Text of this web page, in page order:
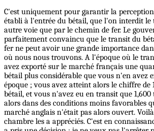
C'est uniquement pour garantir la
établi à l'entrée du bétail, que l'on interdit
autre voie que par le chemin de fer. Le
parfaitement convaincu que le transit du
fer ne peut avoir une grande importance
où nous nous trouvons. A l'époque où le
avez exporté sur le marché français une
bétail plus considérable que vous n'en avez
époque ; vous avez atteint alors le chiffre de
bétail, et vous n'avez eu en transit que 1,600
alors dans des conditions moins favorables
marché anglais n'était pas alors ouvert.
chambre les a appréciés. C'est en